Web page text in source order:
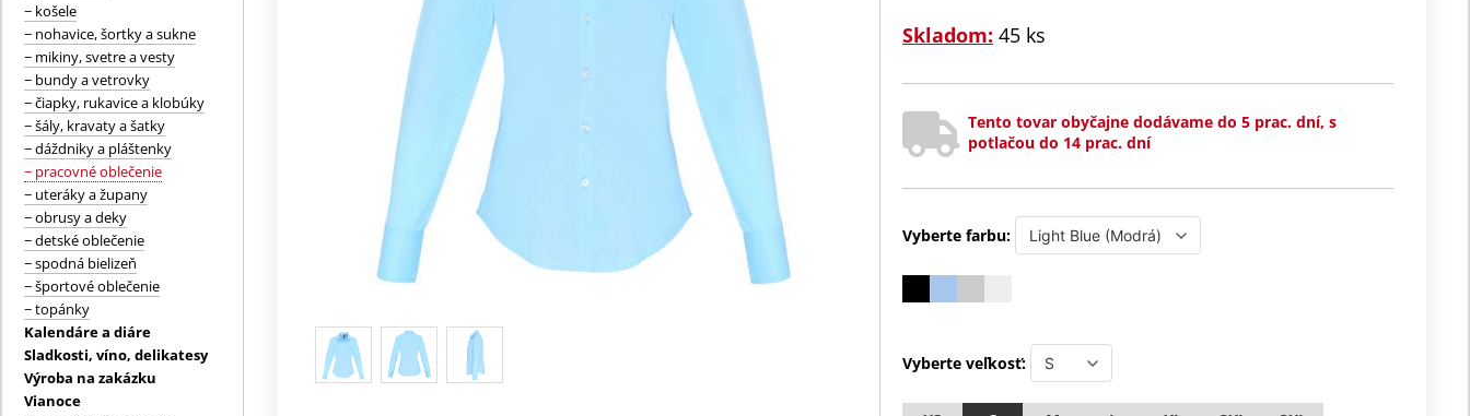
− košele
− nohavice, šortky a sukne
− mikiny, svetre a vesty
− bundy a vetrovky
− čiapky, rukavice a klobúky
− šály, kravaty a šatky
− dáždniky a pláštenky
− pracovné oblečenie
− uteráky a župany
− obrusy a deky
− detské oblečenie
− spodná bielizeň
− športové oblečenie
− topánky
Kalendáre a diáre
Sladkosti, víno, delikatesy
Výroba na zakázku
Vianoce
Skladom: 45 ks
Tento tovar obyčajne dodávame do 5 prac. dní, s
potlačou do 14 prac. dní
Vyberte farbu:
Vyberte veľkosť: